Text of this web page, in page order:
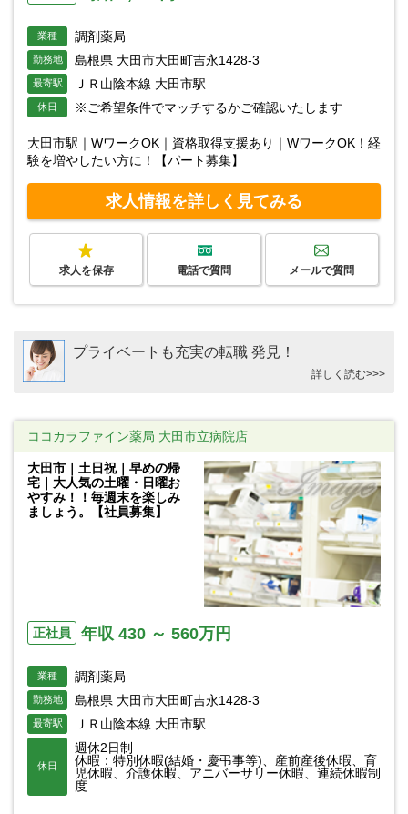
業種 調剤薬局
勤務地 島根県 大田市大田町吉永1428-3
最寄駅 ＪＲ山陰本線 大田市駅
休日 ※ご希望条件でマッチするかご確認いたします
大田市駅｜WワークOK｜資格取得支援あり｜WワークOK！経
験を増やしたい方に！【パート募集】
求人情報を詳しく見てみる
求人を保存 電話で質問 メールで質問
プライベートも充実の転職 発見！
詳しく読む>>>
ココカラファイン薬局 大田市立病院店
大田市｜土日祝｜早めの帰
宅｜大人気の土曜・日曜お
やすみ！！毎週末を楽しみ
ましょう。【社員募集】
正社員 年収 430 ～ 560万円
業種 調剤薬局
勤務地 島根県 大田市大田町吉永1428-3
最寄駅 ＪＲ山陰本線 大田市駅
休日
週休2日制
休暇：特別休暇(結婚・慶弔事等)、産前産後休暇、育
児休暇、介護休暇、アニバーサリー休暇、連続休暇制
度